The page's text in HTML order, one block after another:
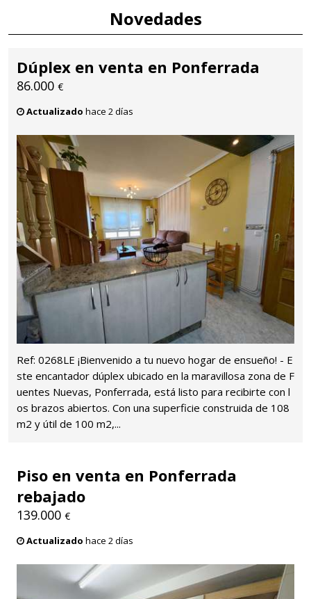
Novedades
Dúplex en venta en Ponferrada
86.000 €
Actualizado hace 2 días
Ref: 0268LE ¡Bienvenido a tu nuevo hogar de ensueño! - E
ste encantador dúplex ubicado en la maravillosa zona de F
uentes Nuevas, Ponferrada, está listo para recibirte con l
os brazos abiertos. Con una superficie construida de 108
m2 y útil de 100 m2,...
Piso en venta en Ponferrada
rebajado
139.000 €
Actualizado hace 2 días